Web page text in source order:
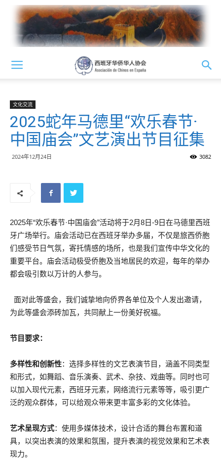
文化交流
2025蛇年马德里“欢乐春节·
中国庙会”文艺演出节目征集
2024年12月24日 3082
2025年“欢乐春节·中国庙会”活动将于2月8日-9日在马德里西班
牙广场举行。庙会活动已在西班牙举办多届，不仅是旅西侨胞
们感受节日气氛，寄托情感的场所，也是我们宣传中华文化的
重要平台。庙会活动极受侨胞及当地居民的欢迎，每年的举办
都会吸引数以万计的人参与。
面对此等盛会，我们诚挚地向侨界各单位及个人发出邀请，
为此等盛会添砖加瓦，共同献上一份美好祝福。
节目要求：
多样性和创新性：选择多样性的文艺表演节目，涵盖不同类型
和形式，如舞蹈、音乐演奏、武术、杂技、戏曲等。同时也可
以加入现代元素，西班牙元素，网络流行元素等等，吸引更广
泛的观众群体，可以给观众带来更丰富多彩的文化体验。
艺术呈现方式：使用多媒体技术，设计合适的舞台布置和道
具，以突出表演的效果和氛围，提升表演的视觉效果和艺术表
现力。